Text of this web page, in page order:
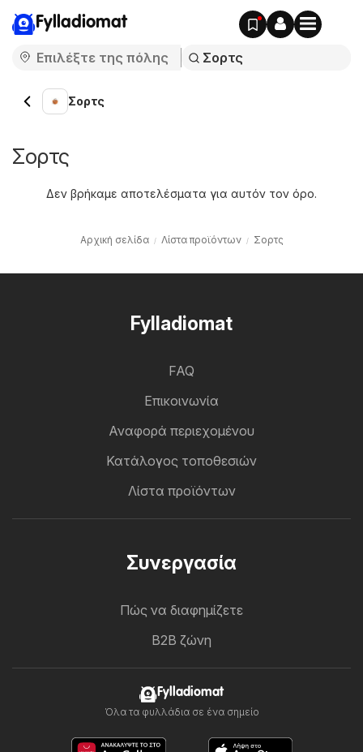
Fylladiomat
Σορτς
Σορτς
Δεν βρήκαμε αποτελέσματα για αυτόν τον όρο.
Αρχική σελίδα Λίστα προϊόντων Σορτς
Fylladiomat
FAQ
Επικοινωνία
Αναφορά περιεχομένου
Κατάλογος τοποθεσιών
Λίστα προϊόντων
Συνεργασία
Πώς να διαφημίζετε
B2B ζώνη
Fylladiomat
Όλα τα φυλλάδια σε ένα σημείο